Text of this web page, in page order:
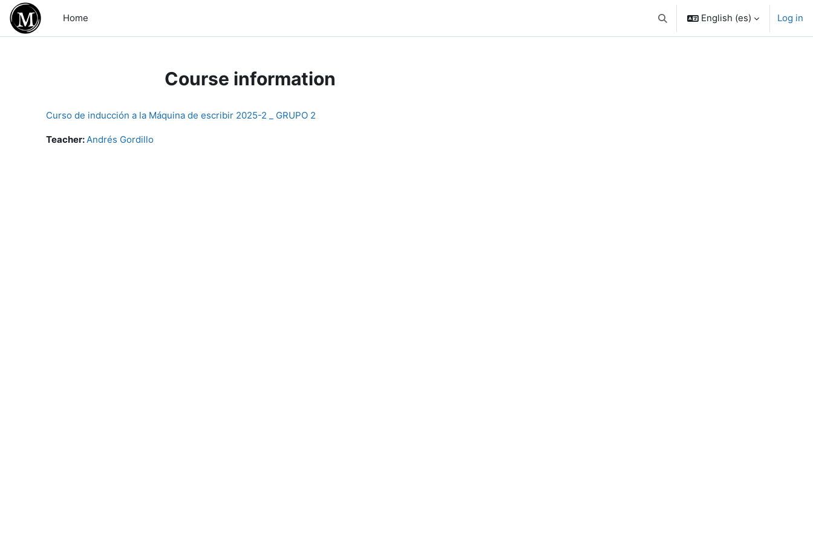
Skip to main content
Home
Toggle search input
English ‎(es)‎ Log in
Course information
Curso de inducción a la Máquina de escribir 2025-2 _ GRUPO 2
Teacher:Andrés Gordillo